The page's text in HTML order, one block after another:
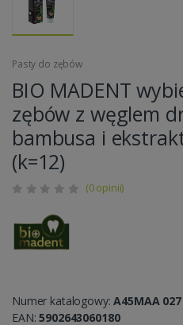
Pasty do zębów
BIO MADENT
zębów z węglem
bambusa i
(k=12)
(0 opinii)
Numer katalogowy:A45MAA 027
EAN:5902643060180